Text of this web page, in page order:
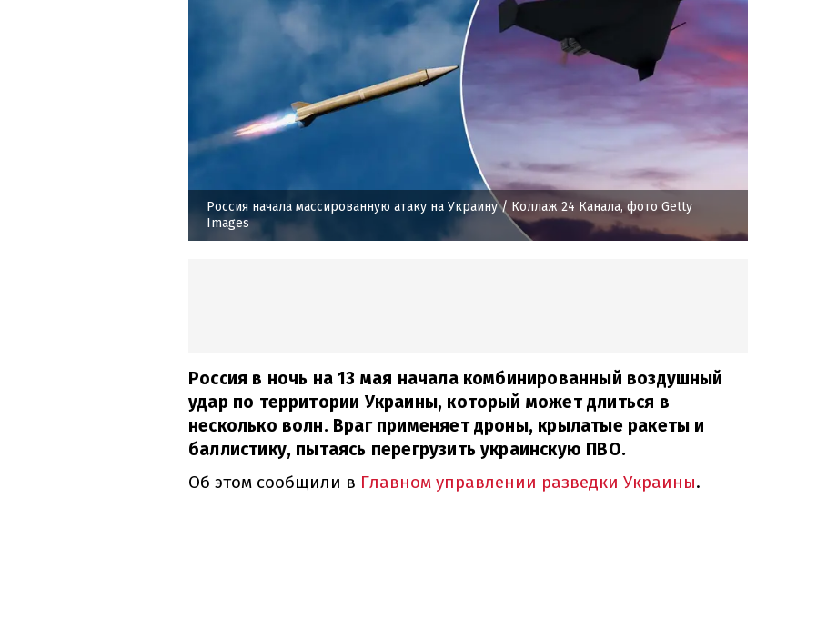
Россия начала массированную атаку на Украину/ Коллаж 24 Канала, фото Getty
Images
Россия в ночь на 13 мая начала комбинированный воздушный
удар по территории Украины, который может длиться в
несколько волн. Враг применяет дроны, крылатые ракеты и
баллистику, пытаясь перегрузить украинскую ПВО.
Об этом сообщили в Главном управлении разведки Украины.